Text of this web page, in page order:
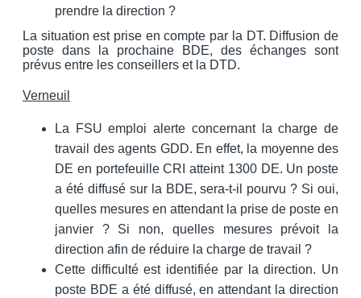
prendre la direction ?
La situation est prise en compte par la DT. Diffusion de
poste dans la prochaine BDE, des échanges sont
prévus entre les conseillers et la DTD.
Verneuil
La FSU emploi alerte concernant la charge de
travail des agents GDD. En effet, la moyenne des
DE en portefeuille CRI atteint 1300 DE. Un poste
a été diffusé sur la BDE, sera-t-il pourvu ? Si oui,
quelles mesures en attendant la prise de poste en
janvier ? Si non, quelles mesures prévoit la
direction afin de réduire la charge de travail ?
Cette difficulté est identifiée par la direction. Un
poste BDE a été diffusé, en attendant la direction